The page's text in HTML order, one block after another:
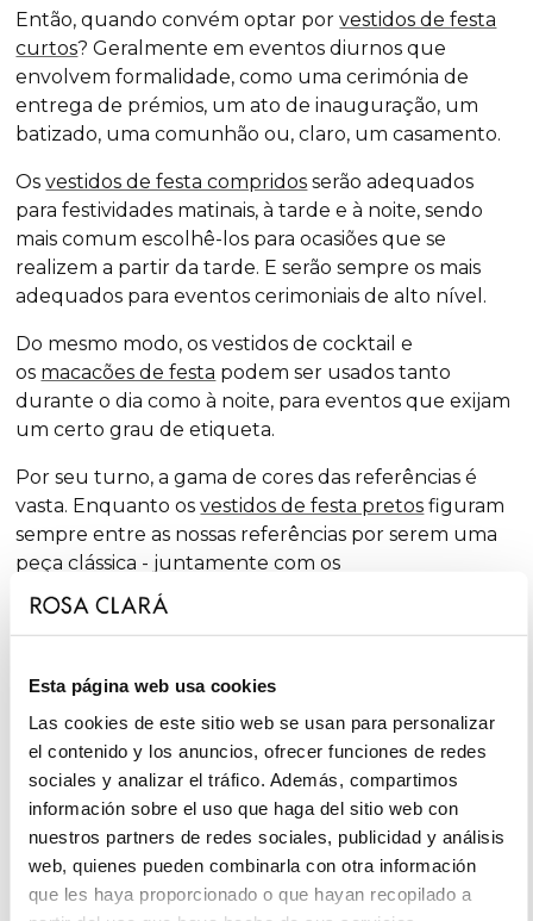
Esta página web usa cookies
Las cookies de este sitio web se usan para personalizar
el contenido y los anuncios, ofrecer funciones de redes
sociales y analizar el tráfico. Además, compartimos
información sobre el uso que haga del sitio web con
nuestros partners de redes sociales, publicidad y análisis
web, quienes pueden combinarla con otra información
que les haya proporcionado o que hayan recopilado a
Então, quando convém optar porvestidos de festa
curtos? Geralmente em eventos diurnos que
envolvem formalidade, como uma cerimónia de
entrega de prémios, um ato de inauguração, um
batizado, uma comunhão ou, claro, um casamento.
Osvestidos de festa compridos serão adequados
para festividades matinais, à tarde e à noite, sendo
mais comum escolhê-los para ocasiões que se
realizem a partir da tarde. E serão sempre os mais
adequados para eventos cerimoniais de alto nível.
Do mesmo modo, os vestidos de cocktail e
os macacões de festa podem ser usados tanto
durante o dia como à noite, para eventos que exijam
um certo grau de etiqueta.
Por seu turno, a gama de cores das referências é
vasta. Enquanto osvestidos de festa pretos figuram
sempre entre as nossas referências por serem uma
peça clássica - juntamente com os
tradicionais vestidos de festa vermelhos
ano, são incorporados tons mais ousados. Assim como
caso dosvestidos de festa azuis
celeste ou o turquesa, entre outros; este último a
meio caminho entre osvestidos de festa verdes.
Coleções de vestidos de festa e convidada
As coleções de vestidos de festa e convidada da Rosa